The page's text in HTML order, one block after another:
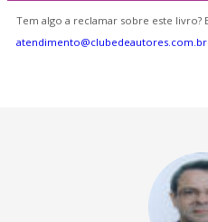
Tem algo a reclamar sobre este livro?
atendimento@clubedeautores.com.br